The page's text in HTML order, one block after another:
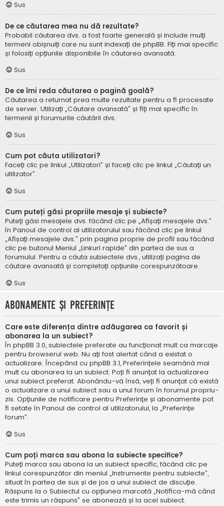
Sus
De ce căutarea mea nu dă rezultate?
Probabil căutarea dvs. a fost foarte generală și include mulți
termeni obișnuiți care nu sunt indexați de phpBB. Fiți mai specific
și folosiți opțiunile disponibile în căutarea avansată.
Sus
De ce îmi reda căutarea o pagină goală?
Căutarea a returnat prea multe rezultate pentru a fi procesate
de server. Utilizați „Căutare avansată” și fiți mai specific în
termenii și forumurile căutării dvs.
Sus
Cum pot căuta utilizatori?
Faceți clic pe linkul „Utilizatori” și faceți clic pe linkul „Căutați un
utilizator”.
Sus
Cum puteți găsi propriile mesaje și subiecte?
Puteți găsi mesajele dvs. făcând clic pe „Afișați mesajele dvs.”
în Panoul de control al utilizatorului sau făcând clic pe linkul
„Afișați mesajele dvs.” prin pagina proprie de profil sau făcând
clic pe butonul Meniul „Linkuri rapide” din partea de sus a
forumului. Pentru a căuta subiectele dvs., utilizați pagina de
căutare avansată și completați opțiunile corespunzătoare.
Sus
Abonamente și Preferințe
Care este diferența dintre adăugarea ca favorit și
abonarea la un subiect?
În phpBB 3.0, subiectele preferate au funcționat mult ca marcaje
pentru browserul web. Nu ați fost alertat când a existat o
actualizare. Începând cu phpBB 3.1, Preferințele seamănă mai
mult cu abonarea la un subiect. Poți fi anunțat la actualizarea
unui subiect preferat. Abonându-vă însă, veți fi anunțat că există
o actualizare a unui subiect sau a unui forum în forumul propriu-
zis. Opțiunile de notificare pentru Preferințe și abonamente pot
fi setate în Panoul de control al utilizatorului, la „Preferințe
forum”.
Sus
Cum poți marca sau abona la subiecte specifice?
Puteți marca sau abona la un subiect specific, făcând clic pe
linkul corespunzător din meniul „Instrumente pentru subiecte”,
situat în partea de sus și de jos a unui subiect de discuție.
Răspuns la o Subiectul cu opțiunea marcată „Notifica-mă când
este trimis un răspuns” se abonează și la acel subiect.